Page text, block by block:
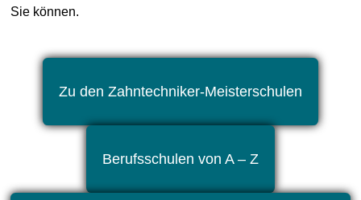
Sie können.
Zu den Zahntechniker-Meisterschulen
Berufsschulen von A – Z